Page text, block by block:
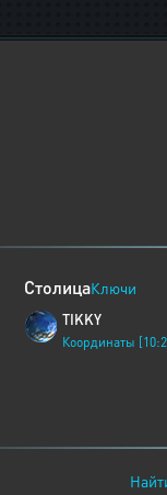
СтолицаКлючи
TIKKY
Координаты